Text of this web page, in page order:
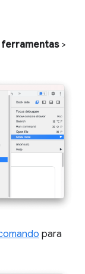
ferramentas>
para